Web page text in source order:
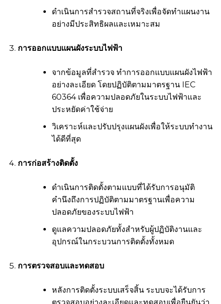
ดำเนินการสำรวจสถานที่จริงเพื่อจัดทำแผนงาน
อย่างมีประสิทธิผลและเหมาะสม
การออกแบบแผนผังระบบไฟฟ้า
จากข้อมูลที่สำรวจ ทำการออกแบบแผนผังไฟฟ้า
อย่างละเอียด โดยปฏิบัติตามมาตรฐาน IEC
60364 เพื่อความปลอดภัยในระบบไฟฟ้าและ
ประหยัดค่าใช้จ่าย
วิเคราะห์และปรับปรุงแผนผังเพื่อให้ระบบทำงาน
ได้ดีที่สุด
การก่อสร้างติดตั้ง
ดำเนินการติดตั้งตามแบบที่ได้รับการอนุมัติ
คำนึงถึงการปฏิบัติตามมาตรฐานเพื่อความ
ปลอดภัยของระบบไฟฟ้า
ดูแลความปลอดภัยทั้งสำหรับผู้ปฏิบัติงานและ
อุปกรณ์ในกระบวนการติดตั้งทั้งหมด
การตรวจสอบและทดสอบ
หลังการติดตั้งระบบเสร็จสิ้น ระบบจะได้รับการ
ตรวจสอบอย่างละเอียดและทดสอบเพื่อยืนยันว่า